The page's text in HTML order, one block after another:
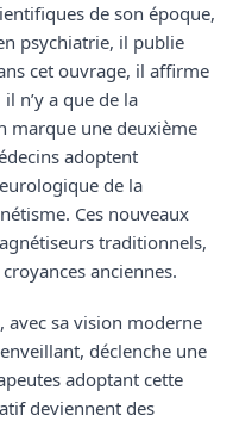
de son époque,
psychiatrie, il publie
cet ouvrage, il affirme
n’y a que de la
marque une deuxième
adoptent
de la
Ces nouveaux
traditionnels,
anciennes.
avec sa vision moderne
déclenche une
adoptant cette
deviennent des